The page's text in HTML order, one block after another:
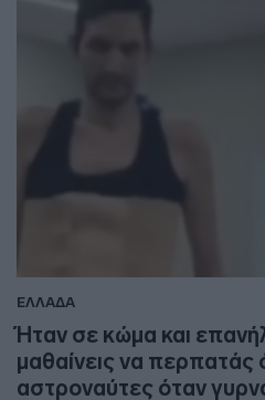
ΕΛΛΑΔΑ
Ήταν σε κώμα και
μαθαίνεις να περπατάς
αστροναύτες όταν